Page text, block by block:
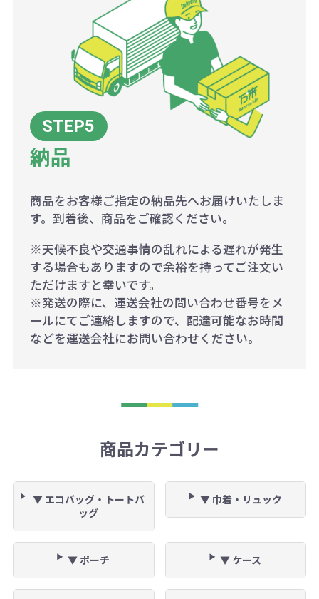
納品
商品をお客様ご指定の納品先へお届けいたしま
す。到着後、商品をご確認ください。
※天候不良や交通事情の乱れによる遅れが発生
する場合もありますので余裕を持ってご注文い
ただけますと幸いです。
※発送の際に、運送会社の問い合わせ番号をメ
ールにてご連絡しますので、配達可能なお時間
などを運送会社にお問い合わせください。
商品カテゴリー
▼ エコバッグ・トートバ
ッグ
▼ 巾着・リュック
▼ ポーチ ▼ ケース